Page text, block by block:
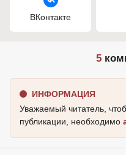
ВКонтакте
5
ИНФОРМАЦИЯ
Уважаемый читатель,
публикации, необходимо